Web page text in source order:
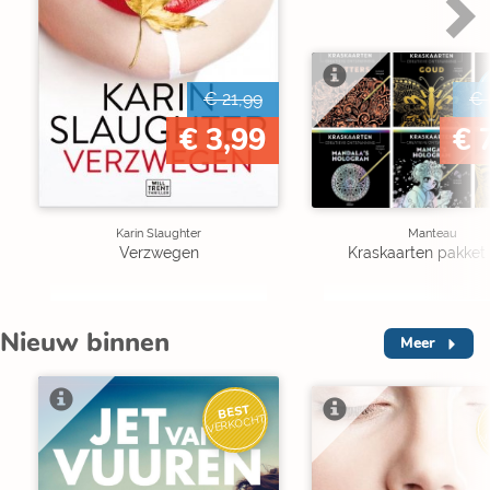
€ 21,99
€ 3,99
Karin Slaughter
Verzwegen
€
€
Manteau
Kraskaarten pakket
Nieuw binnen Meer
BEST
VERKOCHT